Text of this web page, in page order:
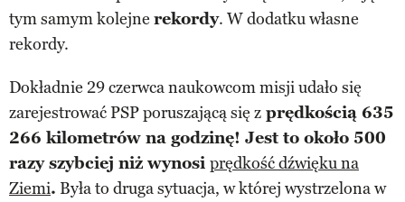
tym samym kolejne rekordy. W dodatku własne
rekordy.
Dokładnie 29 czerwca naukowcom misji udało się
zarejestrować PSP poruszającą się z prędkością 635
266 kilometrów na godzinę! Jest to około 500
razy szybciej niż wynosi prędkość dźwięku na
Ziemi. Była to druga sytuacja, w której wystrzelona w